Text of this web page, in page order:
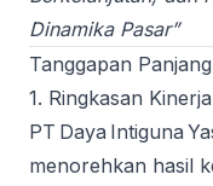
Dinamika Pasar”
Tanggapan Panjang
1. Ringkasan
PT Daya Intiguna
menorehkan hasil